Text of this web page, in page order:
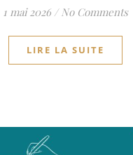
1 mai 2026 / No Comments
LIRE LA SUITE